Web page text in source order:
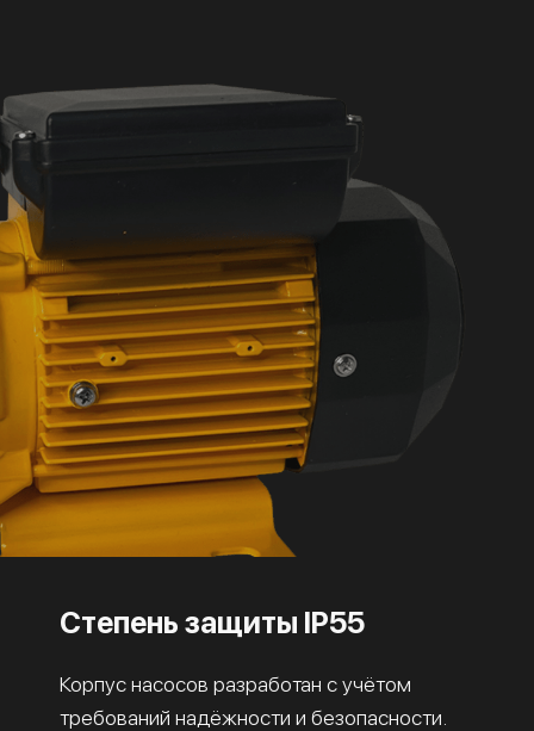
Степень защиты IP55
Корпус насосов разработан с учётом
требований надёжности и безопасности.